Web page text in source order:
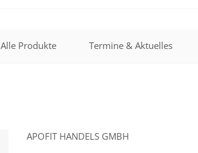
Alle Produkte Termine & Aktuelles
APOFIT HANDELS GMBH